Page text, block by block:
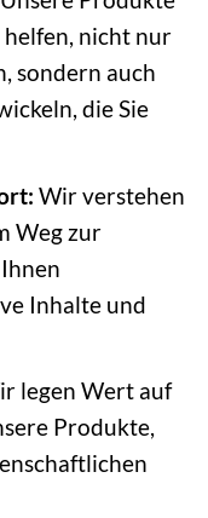
helfen, nicht nur
sondern auch
die Sie
Wir verstehen
Weg zur
Inhalte und
legen Wert auf
Produkte,